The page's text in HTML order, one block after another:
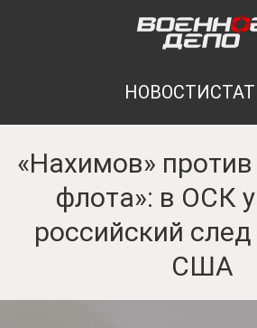
НОВОСТИ
«Нахимов» против
флота»: в ОСК
российский
США